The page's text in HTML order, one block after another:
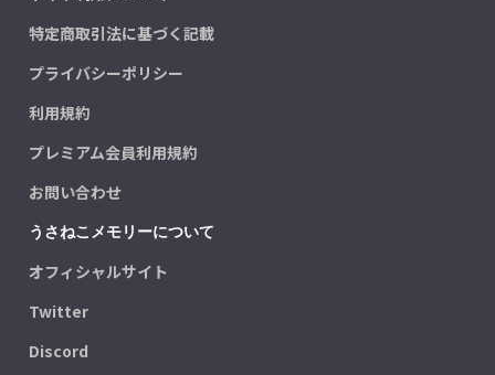
特定商取引法に基づく記載
プライバシーポリシー
利用規約
プレミアム会員利用規約
お問い合わせ
うさねこメモリーについて
オフィシャルサイト
Twitter
Discord